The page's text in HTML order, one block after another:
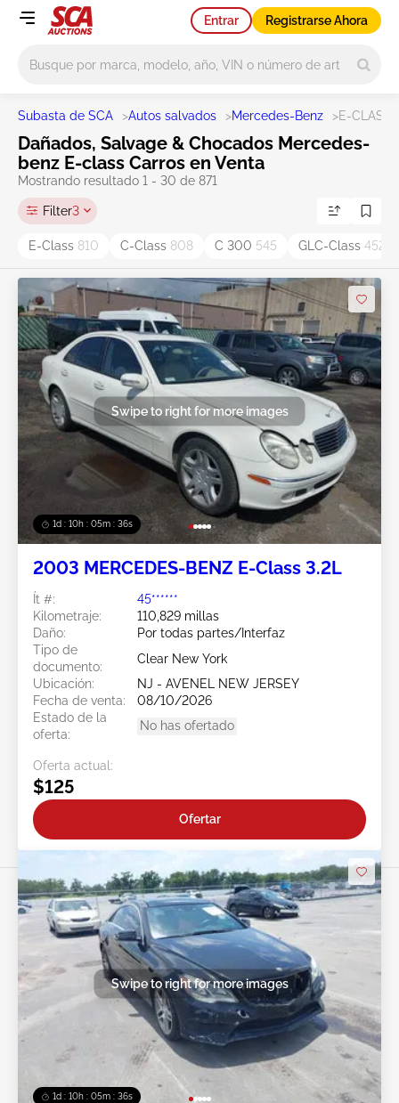
Entrar Registrarse Ahora
Subasta de SCA >Autos salvados >Mercedes-Benz >E-CLASS
Dañados, Salvage & Chocados Mercedes-
benz E-class Carros en Venta
Mostrando resultado 1 - 30 de 871
Filter3
E-Class 810 C-Class 808 C 300 545 GLC-Class 452
1d : 10h : 05m : 34s
Swipe to right for more images
2003 MERCEDES-BENZ E-Class 3.2L
Ít #:
45******
Kilometraje:
110,829 millas
Daño:
Por todas partes/Interfaz
Tipo de
documento:
Clear New York
Ubicación:
NJ - AVENEL NEW JERSEY
Fecha de venta:
08/10/2026
Estado de la
oferta:
No has ofertado
Oferta actual:
$125
Ofertar
1d : 10h : 05m : 34s
Swipe to right for more images